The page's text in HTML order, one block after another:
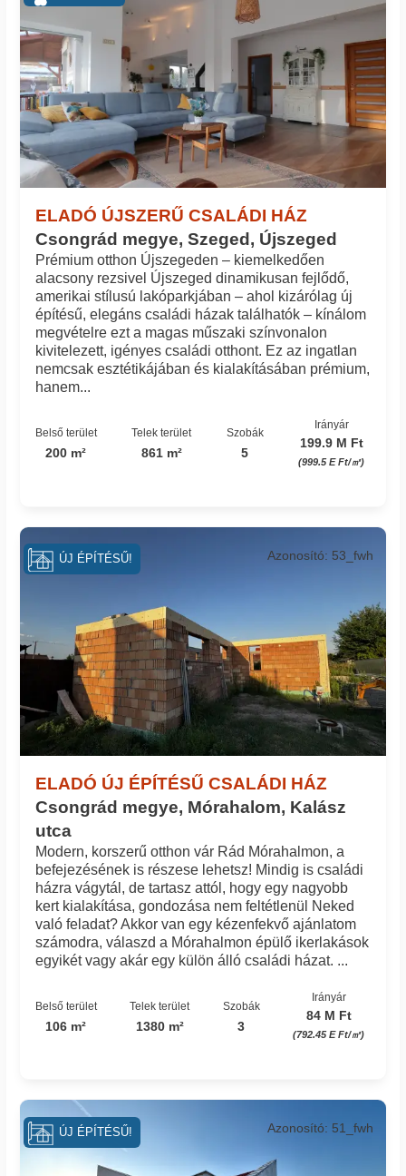
ELADÓ ÚJSZERŰ CSALÁDI HÁZ
Csongrád megye, Szeged, Újszeged
Prémium otthon Újszegeden – kiemelkedően
alacsony rezsivel Újszeged dinamikusan fejlődő,
amerikai stílusú lakóparkjában – ahol kizárólag új
építésű, elegáns családi házak találhatók – kínálom
megvételre ezt a magas műszaki színvonalon
kivitelezett, igényes családi otthont. Ez az ingatlan
nemcsak esztétikájában és kialakításában prémium,
hanem...
Belső terület
200 m²
Telek terület
861 m²
Szobák
5
Irányár
199.9 M Ft
(999.5 E Ft/㎡)
ELADÓ ÚJ ÉPÍTÉSŰ CSALÁDI HÁZ
Csongrád megye, Mórahalom, Kalász
utca
Azonosító: 53_fwh
Modern, korszerű otthon vár Rád Mórahalmon, a
befejezésének is részese lehetsz! Mindig is családi
házra vágytál, de tartasz attól, hogy egy nagyobb
kert kialakítása, gondozása nem feltétlenül Neked
való feladat? Akkor van egy kézenfekvő ajánlatom
számodra, válaszd a Mórahalmon épülő ikerlakások
egyikét vagy akár egy külön álló családi házat. ...
Belső terület
106 m²
Telek terület
1380 m²
Szobák
3
Irányár
84 M Ft
(792.45 E Ft/㎡)
ÚJ ÉPÍTÉSŰ!
Azonosító: 51_fwh
ÚJ ÉPÍTÉSŰ!